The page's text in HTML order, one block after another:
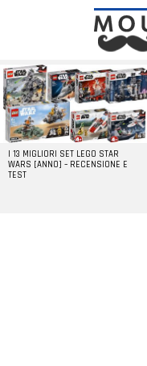
LATEST
STORIES
I 13 MIGLIORI SET LEGO STAR
WARS [ANNO] – RECENSIONE E
TEST